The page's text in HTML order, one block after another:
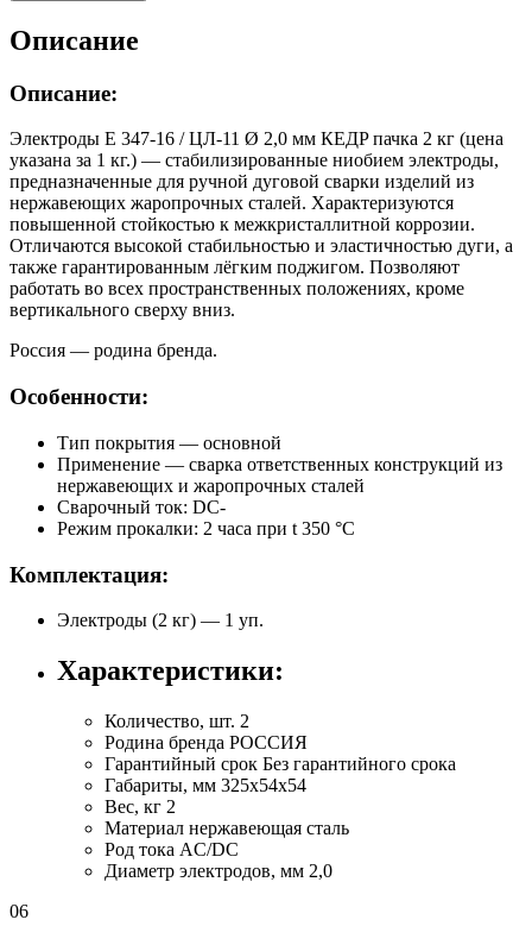
Описание
Описание:
Электроды E 347-16 / ЦЛ-11 Ø 2,0 мм КЕДP пачка 2 кг (цена
указана за 1 кг.) — стабилизированные ниобием электроды,
предназначенные для ручной дуговой сварки изделий из
нержавеющих жаропрочных сталей. Характеризуются
повышенной стойкостью к межкристаллитной коррозии.
Отличаются высокой стабильностью и эластичностью дуги, а
также гарантированным лёгким поджигом. Позволяют
работать во всех пространственных положениях, кроме
вертикального сверху вниз.
Россия — родина бренда.
Особенности:
Тип покрытия — основной
Применение — сварка ответственных конструкций из
нержавеющих и жаропрочных сталей
Сварочный ток: DC-
Режим прокалки: 2 часа при t 350 °С
Комплектация:
Электроды (2 кг) — 1 уп.
Характеристики:
Количество, шт. 2
Родина бренда РОССИЯ
Гарантийный срок Без гарантийного срока
Габариты, мм 325x54x54
Вес, кг 2
Материал нержавеющая сталь
Род тока AC/DC
Диаметр электродов, мм 2,0
06